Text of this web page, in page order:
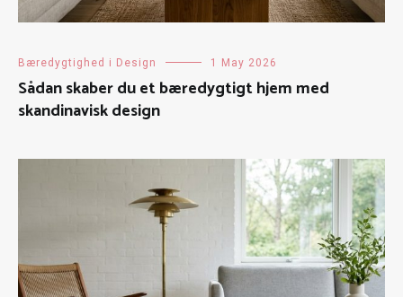
Bæredygtighed i Design 1 May 2026
Sådan skaber du et bæredygtigt hjem med
skandinavisk design